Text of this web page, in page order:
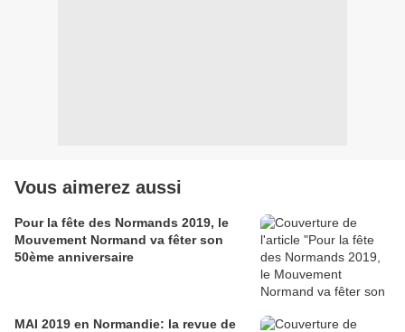
Vous aimerez aussi
Pour la fête des Normands 2019, le
Mouvement Normand va fêter son
50ème anniversaire
MAI 2019 en Normandie: la revue de